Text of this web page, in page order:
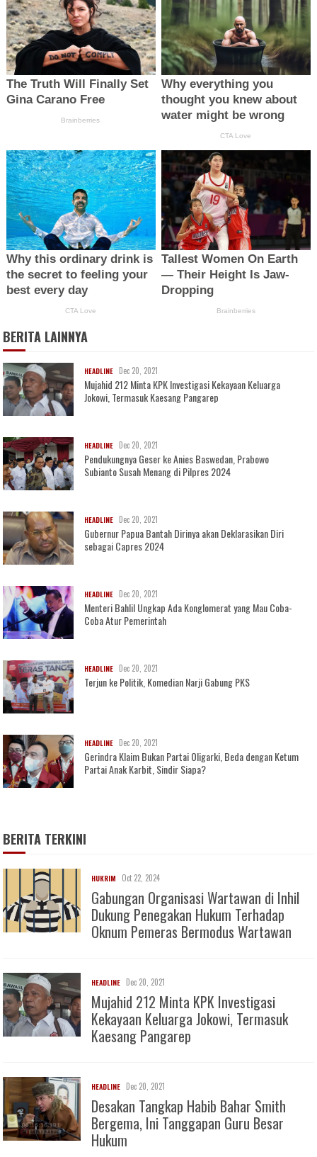
BERITA LAINNYA
HEADLINE Dec 20, 2021
Mujahid 212 Minta KPK Investigasi Kekayaan Keluarga
Jokowi, Termasuk Kaesang Pangarep
HEADLINE Dec 20, 2021
Pendukungnya Geser ke Anies Baswedan, Prabowo
Subianto Susah Menang di Pilpres 2024
HEADLINE Dec 20, 2021
Gubernur Papua Bantah Dirinya akan Deklarasikan Diri
sebagai Capres 2024
HEADLINE Dec 20, 2021
Menteri Bahlil Ungkap Ada Konglomerat yang Mau Coba-
Coba Atur Pemerintah
HEADLINE Dec 20, 2021
Terjun ke Politik, Komedian Narji Gabung PKS
HEADLINE Dec 20, 2021
Gerindra Klaim Bukan Partai Oligarki, Beda dengan Ketum
Partai Anak Karbit, Sindir Siapa?
BERITA TERKINI
HUKRIM Oct 22, 2024
Gabungan Organisasi Wartawan di Inhil
Dukung Penegakan Hukum Terhadap
Oknum Pemeras Bermodus Wartawan
HEADLINE Dec 20, 2021
Mujahid 212 Minta KPK Investigasi
Kekayaan Keluarga Jokowi, Termasuk
Kaesang Pangarep
HEADLINE Dec 20, 2021
Desakan Tangkap Habib Bahar Smith
Bergema, Ini Tanggapan Guru Besar
Hukum